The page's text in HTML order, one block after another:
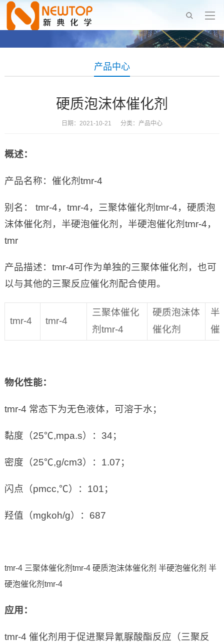
产品中心
硬质泡沫体催化剂
日期：2021-10-21 分类： 产品中心
概述：
产品名称：催化剂tmr-4
别名： tmr-4，tmr-4，三聚体催化剂tmr-4，硬质泡
沫体催化剂，半硬泡催化剂，半硬泡催化剂tmr-4，
tmr
产品描述：tmr-4可作为单独的三聚体催化剂，也可
以与其他的三聚反应催化剂配合使用。
tmr-4 tmr-4
三聚体催化
剂tmr-4
硬质泡沫体
催化剂
半
催
物化性能：
tmr-4 常态下为无色液体，可溶于水；
黏度（25℃,mpa.s）：34；
密度（25℃,g/cm3）：1.07；
闪点（pmcc,℃）：101；
羟值（mgkoh/g）：687
tmr-4 三聚体催化剂tmr-4 硬质泡沫体催化剂 半硬泡催化剂 半
硬泡催化剂tmr-4
应用：
tmr-4 催化剂用于促进聚异氰脲酸酯反应（三聚反